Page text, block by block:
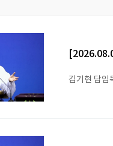
김기현 담임